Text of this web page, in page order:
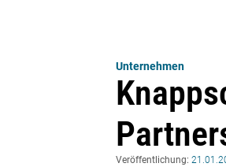
Unternehmen
Veröffentlichung: